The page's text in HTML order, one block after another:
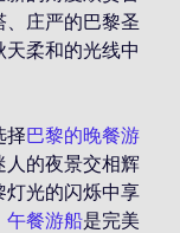
庄严的巴黎圣
柔和的光线中
择巴黎的晚餐游
人的夜景交相辉
灯光的闪烁中享
午餐游船是完美